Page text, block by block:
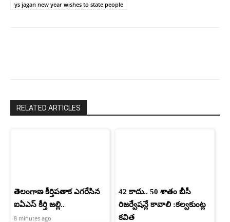
ys jagan new year wishes to state people
RELATED ARTICLES
తెలంగాణ కీర్తిపతాక ఎగరేసిన
ఐఏఎస్ కీర్తి జల్లి..
8 minutes ago
42 కాదు.. 50 శాతం బీసీ
రిజర్వేషన్లే కావాలి :కల్వకుంట్ల
కవిత